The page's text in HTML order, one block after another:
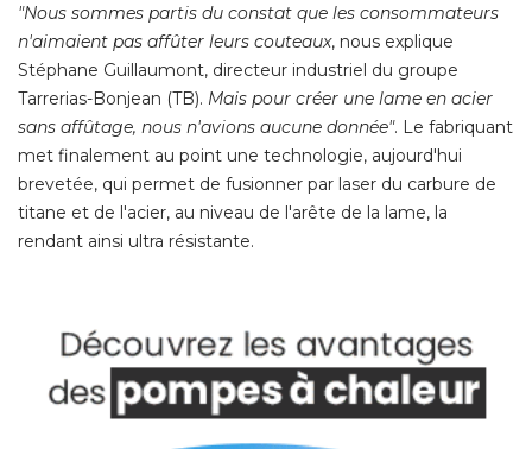
"Nous sommes partis du constat que les consommateurs
n'aimaient pas affûter leurs couteaux, nous explique
Stéphane Guillaumont, directeur industriel du groupe
Tarrerias-Bonjean (TB). Mais pour créer une lame en acier
sans affûtage, nous n'avions aucune donnée". Le fabriquant
met finalement au point une technologie, aujourd'hui
brevetée, qui permet de fusionner par laser du carbure de
titane et de l'acier, au niveau de l'arête de la lame, la
rendant ainsi ultra résistante.